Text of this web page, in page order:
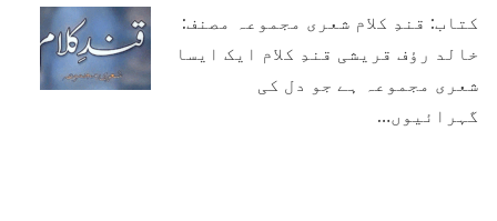
کتاب: قندِ کلام شعری مجموعہ مصنف:
خالد رؤف قریشی قندِ کلام ایک ایسا
شعری مجموعہ ہے جو دل کی
گہرائیوں…